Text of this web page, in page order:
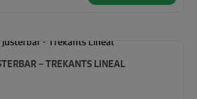
– TREKANTS LINEAL